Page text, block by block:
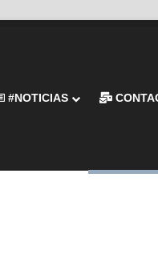
#NOTICIAS